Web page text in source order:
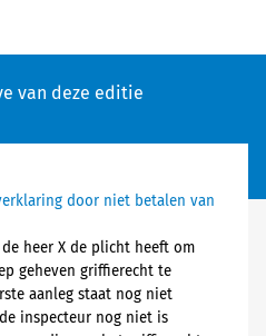
van deze editie
door niet betalen van
heer X de plicht heeft om
geheven griffierecht te
aanleg staat nog niet
inspecteur nog niet is